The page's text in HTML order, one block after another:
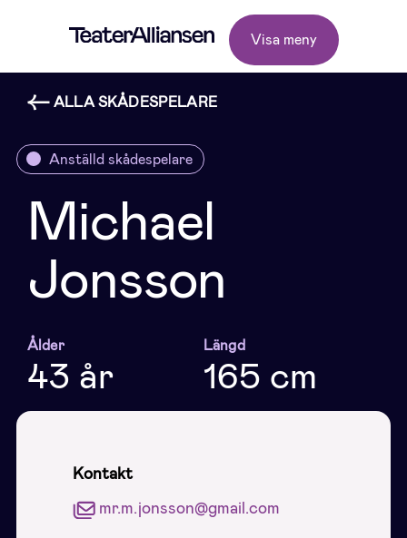
Visa meny
ALLA SKÅDESPELARE
Anställd skådespelare
Michael
Jonsson
Ålder
43 år
Längd
165 cm
Kontakt
mr.m.jonsson@gmail.com